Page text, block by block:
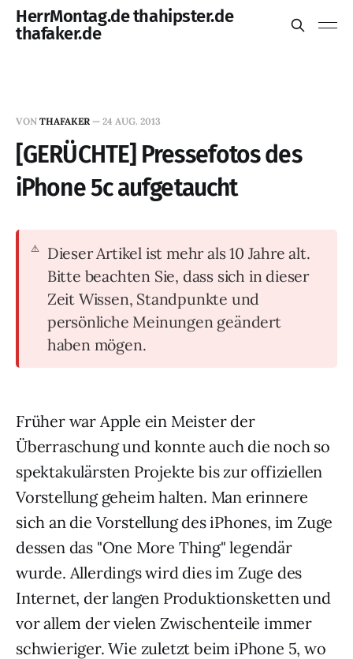
HerrMontag.de thahipster.de
thafaker.de
VON THAFAKER — 24 AUG. 2013
[GERÜCHTE] Pressefotos des
iPhone 5c aufgetaucht
Dieser Artikel ist mehr als 10 Jahre alt.
Bitte beachten Sie, dass sich in dieser
Zeit Wissen, Standpunkte und
persönliche Meinungen geändert
haben mögen.
Früher war Apple ein Meister der
Überraschung und konnte auch die noch so
spektakulärsten Projekte bis zur offiziellen
Vorstellung geheim halten. Man erinnere
sich an die Vorstellung des iPhones, im Zuge
dessen das "One More Thing" legendär
wurde. Allerdings wird dies im Zuge des
Internet, der langen Produktionsketten und
vor allem der vielen Zwischenteile immer
schwieriger. Wie zuletzt beim iPhone 5, wo